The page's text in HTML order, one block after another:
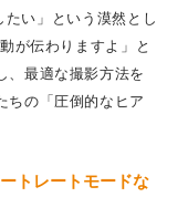
たい」という漠然とし
が伝わりますよ」と
、最適な撮影方法を
ちの「圧倒的なヒア
トレートモードな